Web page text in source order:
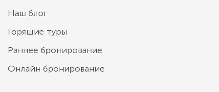
Наш блог
Горящие туры
Раннее бронирование
Онлайн бронирование